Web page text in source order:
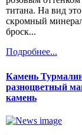
титана. На вид
скромный
броск...
Подробнее...
Камень
разноцветный
камень